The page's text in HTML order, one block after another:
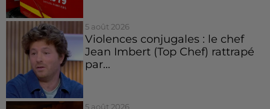
5 août 2026
Violences conjugales : le chef
Jean Imbert (Top Chef) rattrapé
par...
5 août 2026